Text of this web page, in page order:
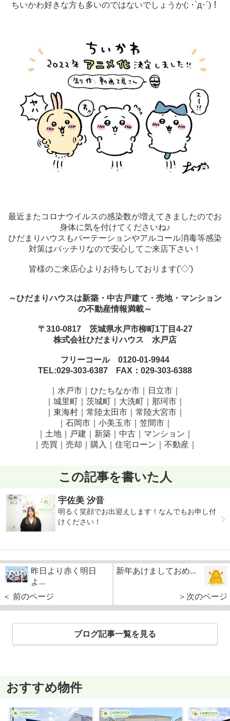
ちいかわ好きな方も多いのではないでしょうか(; ･`д･´)！
最近またコロナウイルスの感染数が増えてきましたのでお
身体に気を付けてくださいね♪
ひだまりハウスもパーテーションやアルコール消毒等感染
対策はバッチリなので安心してご来店下さい！
皆様のご来店心よりお待ちしております('◇')ゞ
～ひだまりハウスは新築・中古戸建て・売地・マンション
の不動産情報満載～
〒310-0817 茨城県水戸市柳町1丁目4-27
株式会社ひだまりハウス 水戸店
フリーコール 0120-01-9944
TEL:029-303-6387 FAX：029-303-6388
｜水戸市｜ひたちなか市｜日立市｜
｜城里町｜茨城町｜大洗町｜那珂市｜
｜東海村｜常陸太田市｜常陸大宮市｜
｜石岡市｜小美玉市｜笠間市
｜土地｜戸建｜新築｜中古｜マンション｜
｜売買｜売却｜購入｜住宅ローン｜不動産｜
この記事を書いた人
宇佐美 汐音
明るく笑顔でお出迎えします！なんでもお申し付
けください！
昨日より赤く明日
よ...
＜ 前のページ
新年あけましておめ...
＞次のページ
ブログ記事一覧を見る
おすすめ物件